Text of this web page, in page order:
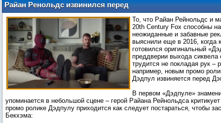
Райан Ренольдс извинился перед
Дэвидом Бекхэмом в новом промо
«Дэдпула 2»
То, что Райан Рейнольдс и
20th Century Fox способны
неожиданные и забавные
выяснили еще в 2016, когда
готовился оригинальный
преддверии выхода сиквела
трудится не покладая рук –
например, новым промо
Дэдпул извиняется перед
В первом «Дэдпуле»
упоминается в небольшой сцене – герой Райана Рейнольдса
промо ролике Дэдпулу приходится как следует постараться, чтобы
Бекхэма: